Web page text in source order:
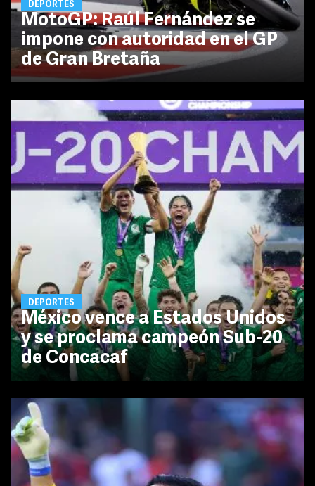
DEPORTES
MotoGP: Raúl Fernández se
impone con autoridad en el GP
de Gran Bretaña
DEPORTES
México vence a Estados Unidos
y se proclama campeón Sub-20
de Concacaf